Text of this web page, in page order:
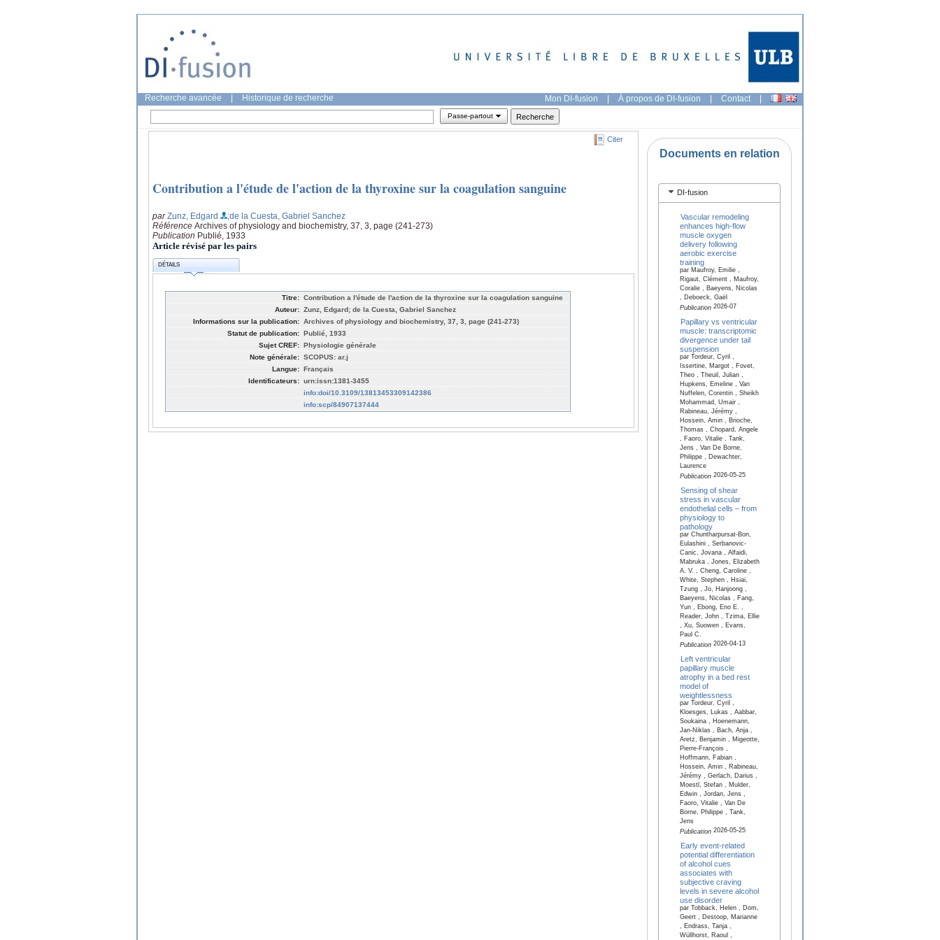
Recherche avancée Historique de recherche Mon DI-fusion | À propos de DI-fusion | Contact |
Passe-partout
Citer
Contribution a l'étude de l'action de la thyroxine sur la coagulation sanguine
parZunz, Edgard
;de la Cuesta, Gabriel Sanchez
Référence Archives of physiology and biochemistry, 37, 3, page (241-273)
Publication Publié, 1933
Article révisé par les pairs
DÉTAILS
Titre: Contribution a l'étude de l'action de la thyroxine sur la coagulation sanguine
Auteur: Zunz, Edgard; de la Cuesta, Gabriel Sanchez
Informations sur la publication: Archives of physiology and biochemistry, 37, 3, page (241-273)
Statut de publication: Publié, 1933
Sujet CREF: Physiologie générale
Note générale: SCOPUS: ar.j
Langue: Français
Identificateurs: urn:issn:1381-3455
info:doi/10.3109/13813453309142386
info:scp/84907137444
Documents en relation
DI-fusion
Vascular remodeling
enhances high-flow
muscle oxygen
delivery following
aerobic exercise
training
par Maufroy, Emilie ,
Rigaut, Clément , Maufroy,
Coralie , Baeyens, Nicolas
, Deboeck, Gaël
Publication2026-07
Papillary vs ventricular
muscle: transcriptomic
divergence under tail
suspension
par Tordeur, Cyril ,
Issertine, Margot , Fovet,
Theo , Theuil, Julian ,
Hupkens, Emeline , Van
Nuffelen, Corentin , Sheikh
Mohammad, Umair ,
Rabineau, Jérémy ,
Hossein, Amin , Brioche,
Thomas , Chopard, Angele
, Faoro, Vitalie , Tank,
Jens , Van De Borne,
Philippe , Dewachter,
Laurence
Publication2026-05-25
Sensing of shear
stress in vascular
endothelial cells – from
physiology to
pathology
par Chuntharpursat-Bon,
Eulashini , Serbanovic-
Canic, Jovana , Alfaidi,
Mabruka , Jones, Elizabeth
A. V. , Cheng, Caroline ,
White, Stephen , Hsiai,
Tzung , Jo, Hanjoong ,
Baeyens, Nicolas , Fang,
Yun , Ebong, Eno E. ,
Reader, John , Tzima, Ellie
, Xu, Suowen , Evans,
Paul C.
Publication2026-04-13
Left ventricular
papillary muscle
atrophy in a bed rest
model of
weightlessness
par Tordeur, Cyril ,
Kloesges, Lukas , Aabbar,
Soukaina , Hoenemann,
Jan-Niklas , Bach, Anja ,
Aretz, Benjamin , Migeotte,
Pierre-François ,
Hoffmann, Fabian ,
Hossein, Amin , Rabineau,
Jérémy , Gerlach, Darius ,
Moestl, Stefan , Mulder,
Edwin , Jordan, Jens ,
Faoro, Vitalie , Van De
Borne, Philippe , Tank,
Jens
Publication2026-05-25
Early event-related
potential differentiation
of alcohol cues
associates with
subjective craving
levels in severe alcohol
use disorder
par Tobback, Helen , Dom,
Geert , Destoop, Marianne
, Endrass, Tanja ,
Wüllhorst, Raoul ,